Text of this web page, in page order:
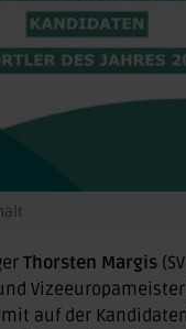
Thorsten Margis
auf der